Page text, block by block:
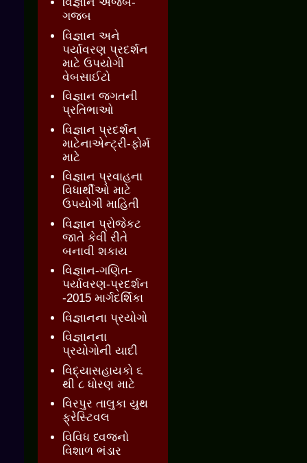
ગજબ
વિજ્ઞાન અને
પર્યાવરણ પ્રદર્શન
માટે ઉપયોગી
વેબસાઈટો
વિજ્ઞાન જગતની
પ્રતિભાઓ
વિજ્ઞાન પ્રદર્શન
માટેનાએન્ટ્રી-ફોર્મ
માટે
વિજ્ઞાન પ્રવાહના
વિધાર્થીઓ માટે
ઉપયોગી માહિતી
વિજ્ઞાન પ્રોજેકટ
જાતે કેવી રીતે
બનાવી શકાય
વિજ્ઞાન-ગણિત-
પર્યાવરણ-પ્રદર્શન
-2015 માર્ગદર્શિકા
વિજ્ઞાનના પ્રયોગો
વિજ્ઞાનના
પ્રયોગોની યાદી
વિદ્યાસહાયકો ૬
થી ૮ ધોરણ માટે
વિરપુર તાલુકા યુથ
ફ્રેસ્ટિવલ
વિવિધ ધ્વજનો
વિશાળ ભંડાર